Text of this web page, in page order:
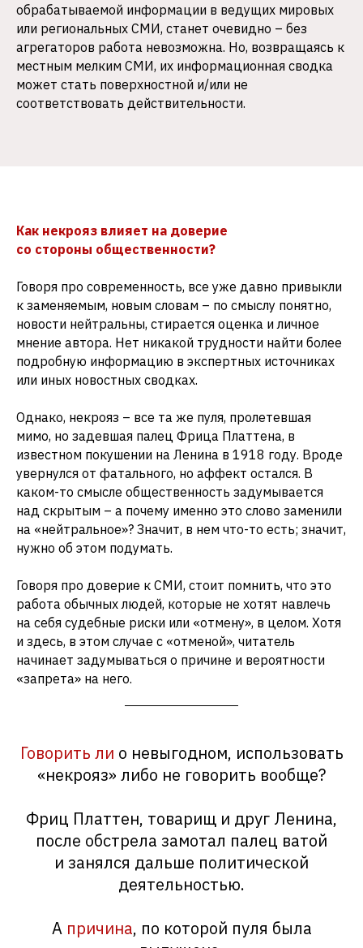
обрабатываемой информации в ведущих мировых
или региональных СМИ, станет очевидно – без
агрегаторов работа невозможна. Но, возвращаясь к
местным мелким СМИ, их информационная сводка
может стать поверхностной и/или не
соответствовать действительности.
Как некрояз влияет на доверие
со стороны общественности?
Говоря про современность, все уже давно привыкли
к заменяемым, новым словам – по смыслу понятно,
новости нейтральны, стирается оценка и личное
мнение автора. Нет никакой трудности найти более
подробную информацию в экспертных источниках
или иных новостных сводках.
Однако, некрояз – все та же пуля, пролетевшая
мимо, но задевшая палец Фрица Платтена, в
известном покушении на Ленина в 1918 году. Вроде
увернулся от фатального, но аффект остался. В
каком-то смысле общественность задумывается
над скрытым – а почему именно это слово заменили
на «нейтральное»? Значит, в нем что-то есть; значит,
нужно об этом подумать.
Говоря про доверие к СМИ, стоит помнить, что это
работа обычных людей, которые не хотят навлечь
на себя судебные риски или «отмену», в целом. Хотя
и здесь, в этом случае с «отменой», читатель
начинает задумываться о причине и вероятности
«запрета» на него.
Говорить ли о невыгодном, использовать
«некрояз» либо не говорить вообще?
Фриц Платтен, товарищ и друг Ленина,
после обстрела замотал палец ватой
и занялся дальше политической
деятельностью.
А причина, по которой пуля была